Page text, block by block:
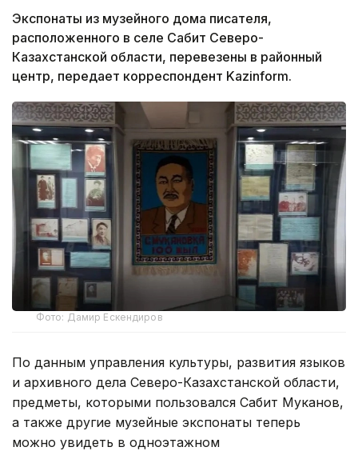
Экспонаты из музейного дома писателя,
расположенного в селе Сабит Северо-
Казахстанской области, перевезены в районный
центр, передает корреспондент Kazinform.
Фото: Дамир Ескендиров
По данным управления культуры, развития языков
и архивного дела Северо-Казахстанской области,
предметы, которыми пользовался Сабит Муканов,
а также другие музейные экспонаты теперь
можно увидеть в одноэтажном